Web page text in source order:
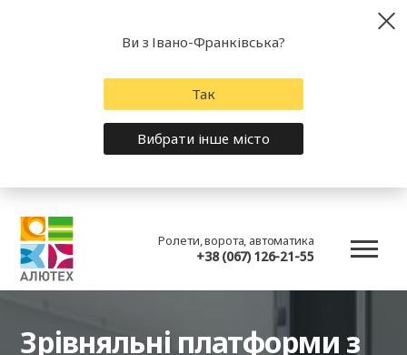
Ролети, ворота, автоматика
+38 (067) 126-21-55
Зрівняльні платформи з
Ви з Івано-Франківська?
Так
Вибрати інше місто